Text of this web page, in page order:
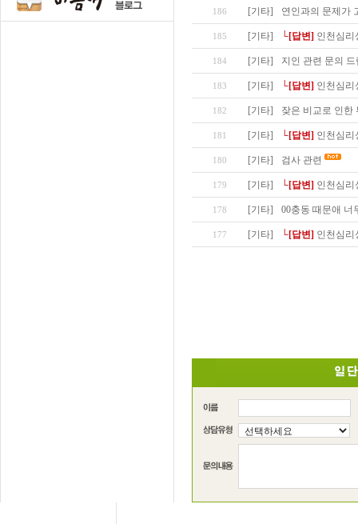
186 [기타] 연인과의 문제가
185 [기타] └[답변] 인천심리
184 [기타] 지인 관련 문의
183 [기타] └[답변] 인천심리
182 [기타] 잦은 비교로 인한
181 [기타] └[답변] 인천심리
180 [기타] 검사 관련
179 [기타] └[답변] 인천심리
178 [기타] 00충동 때문애 너
177 [기타] └[답변] 인천심리